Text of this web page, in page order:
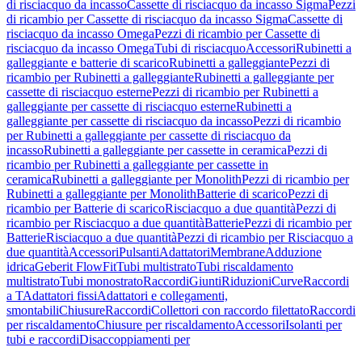
di risciacquo da incassoCassette di risciacquo da incasso SigmaPezzi
di ricambio per Cassette di risciacquo da incasso SigmaCassette di
risciacquo da incasso OmegaPezzi di ricambio per Cassette di
risciacquo da incasso OmegaTubi di risciacquoAccessoriRubinetti a
galleggiante e batterie di scaricoRubinetti a galleggiantePezzi di
ricambio per Rubinetti a galleggianteRubinetti a galleggiante per
cassette di risciacquo esternePezzi di ricambio per Rubinetti a
galleggiante per cassette di risciacquo esterneRubinetti a
galleggiante per cassette di risciacquo da incassoPezzi di ricambio
per Rubinetti a galleggiante per cassette di risciacquo da
incassoRubinetti a galleggiante per cassette in ceramicaPezzi di
ricambio per Rubinetti a galleggiante per cassette in
ceramicaRubinetti a galleggiante per MonolithPezzi di ricambio per
Rubinetti a galleggiante per MonolithBatterie di scaricoPezzi di
ricambio per Batterie di scaricoRisciacquo a due quantitàPezzi di
ricambio per Risciacquo a due quantitàBatteriePezzi di ricambio per
BatterieRisciacquo a due quantitàPezzi di ricambio per Risciacquo a
due quantitàAccessoriPulsantiAdattatoriMembraneAdduzione
idricaGeberit FlowFitTubi multistratoTubi riscaldamento
multistratoTubi monostratoRaccordiGiuntiRiduzioniCurveRaccordi
a TAdattatori fissiAdattatori e collegamenti,
smontabiliChiusureRaccordiCollettori con raccordo filettatoRaccordi
per riscaldamentoChiusure per riscaldamentoAccessoriIsolanti per
tubi e raccordiDisaccoppiamenti per